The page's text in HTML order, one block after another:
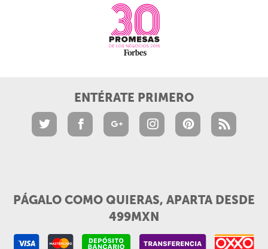
ENTÉRATE PRIMERO
PÁGALO COMO QUIERAS, APARTA DESDE
499MXN